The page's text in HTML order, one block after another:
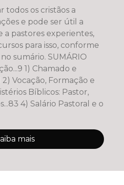
todos os cristãos a
e pode ser útil a
a pastores experientes,
para isso, conforme
SUMÁRIO
1) Chamado e
2) Vocação, Formação e
Bíblicos: Pastor,
4) Salário Pastoral e o
mais